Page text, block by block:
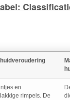
en
rimpels. De